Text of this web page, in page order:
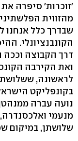
'זוכרות' סיפרה
מהזווית
שבדרך כלל אנחנו
הקונבנציונלי.
דרך הקבוצה
ואת הקירבה
לראשונה,
בקונפליקט
נועה עברה
מנעמי
שלושתן, במיקום